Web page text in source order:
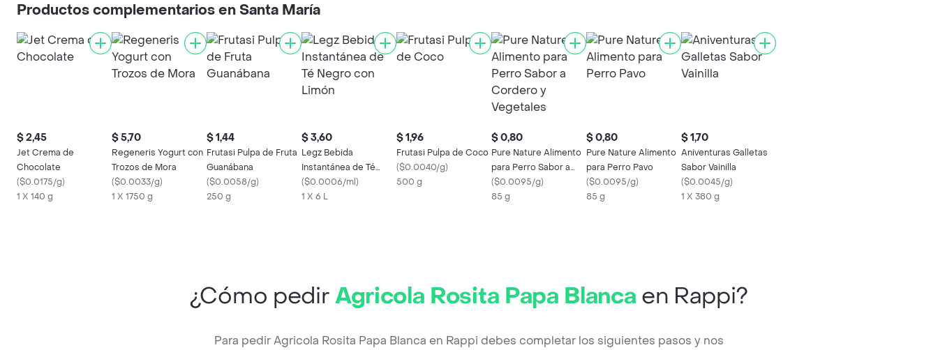
Productos complementarios en Santa María
$ 2,45
Jet Crema de
Chocolate
($0.0175/g)
1 X 140 g
$ 5,70
Regeneris Yogurt con
Trozos de Mora
($0.0033/g)
1 X 1750 g
$ 1,44
Frutasi Pulpa de Fruta
Guanábana
($0.0058/g)
250 g
$ 3,60
Legz Bebida
Instantánea de Té
Negro con Limón
($0.0006/ml)
1 X 6 L
$ 1,96
Frutasi Pulpa de Coco
($0.0040/g)
500 g
$ 0,80
Pure Nature Alimento
para Perro Sabor a
Cordero y Vegetales
($0.0095/g)
85 g
$ 0,80
Pure Nature Alimento
para Perro Pavo
($0.0095/g)
85 g
$ 1,70
Aniventuras Galletas
Sabor Vainilla
($0.0045/g)
1 X 380 g
¿Cómo pedirAgricola Rosita Papa Blanca en Rappi?
Para pedir Agricola Rosita Papa Blanca en Rappi debes completar los siguientes pasos y nos